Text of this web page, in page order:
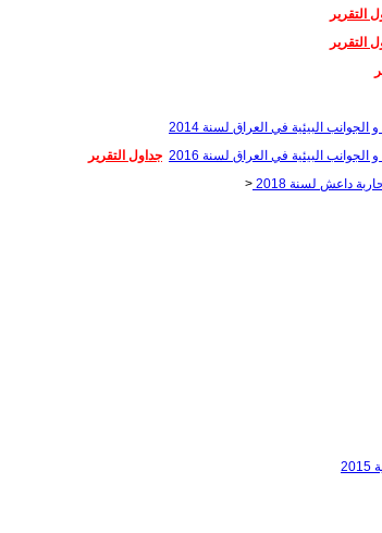
التقرير
التقرير
البيئية في العراق لسنة 2014
البيئية في العراق لسنة 2016
جداول التقرير
داعش لسنة 2018
<